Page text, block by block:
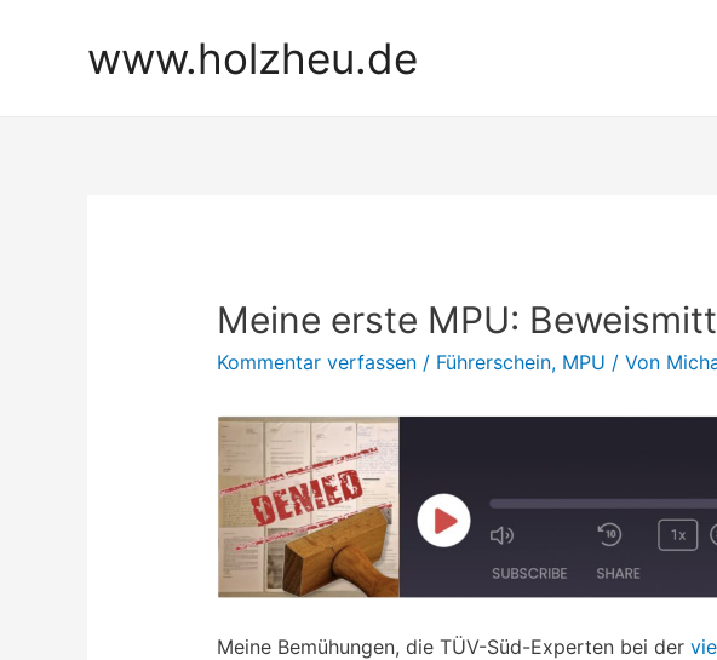
www.holzheu.de
Meine erste MPU:
Kommentar verfassen / Führerschein, MPU / Von
Meine Bemühungen, die TÜV-Süd-Experten bei der